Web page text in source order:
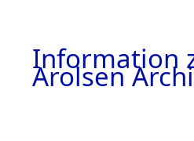
Information
Arolsen